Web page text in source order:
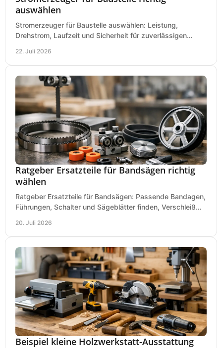
auswählen
Stromerzeuger für Baustelle auswählen: Leistung,
Drehstrom, Laufzeit und Sicherheit für zuverlässigen
22. Juli 2026
Ratgeber Ersatzteile für Bandsägen richtig
wählen
Ratgeber Ersatzteile für Bandsägen: Passende Bandagen,
Führungen, Schalter und Sägeblätter finden, Verschleiß
20. Juli 2026
Beispiel kleine Holzwerkstatt-Ausstattung